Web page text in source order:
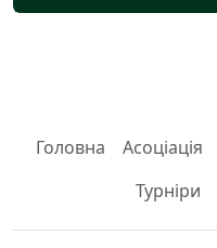
Головна Асоціація
Турніри